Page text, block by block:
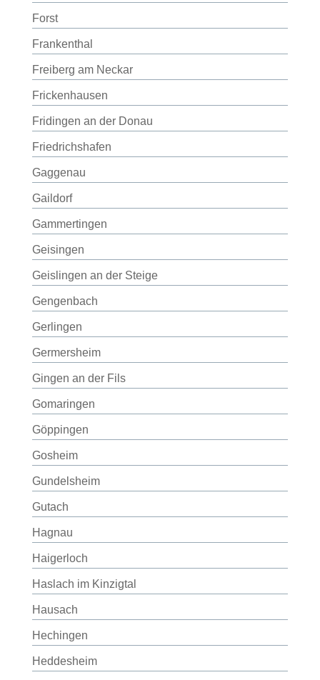
Forst
Frankenthal
Freiberg am Neckar
Frickenhausen
Fridingen an der Donau
Friedrichshafen
Gaggenau
Gaildorf
Gammertingen
Geisingen
Geislingen an der Steige
Gengenbach
Gerlingen
Germersheim
Gingen an der Fils
Gomaringen
Göppingen
Gosheim
Gundelsheim
Gutach
Hagnau
Haigerloch
Haslach im Kinzigtal
Hausach
Hechingen
Heddesheim